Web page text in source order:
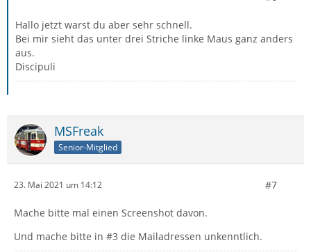
Hallo jetzt warst du aber sehr schnell.
Bei mir sieht das unter drei Striche linke Maus ganz anders
aus.
Discipuli
MSFreak
Senior-Mitglied
23. Mai 2021 um 14:12 #7
Mache bitte mal einen Screenshot davon.
Und mache bitte in #3 die Mailadressen unkenntlich.